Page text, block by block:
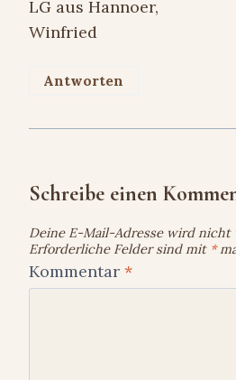
LG aus Hannoer,
Winfried
Antworten
Schreibe einen
Deine E-Mail-Adresse wird
Erforderliche Felder sind mit *
Kommentar *